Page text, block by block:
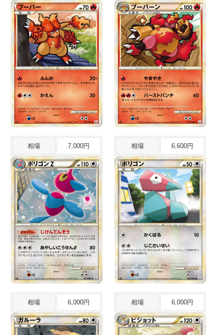
相場 7,000円 相場 6,600円
相場 6,000円 相場 6,000円